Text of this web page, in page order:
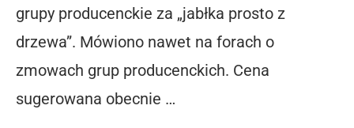
grupy producenckie za „jabłka prosto z
drzewa”. Mówiono nawet na forach o
zmowach grup producenckich. Cena
sugerowana obecnie …